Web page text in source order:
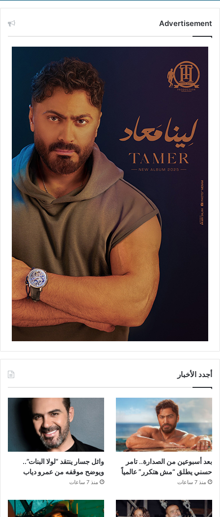
Advertisement
أجدد الأخبار
بعد أسبوعين من الصدارة.. تامر
حسني يطلق “مش هتكرر” عالمياً
منذ 7 ساعات
وائل جسار ينتقد “لولا البنات”..
ويوضح موقفه من عمرو دياب
منذ 7 ساعات